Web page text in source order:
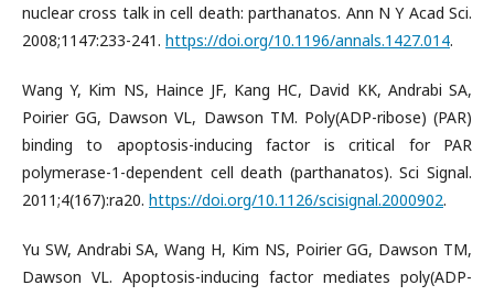
nuclear cross talk in cell death: parthanatos. Ann N Y Acad Sci.
2008;1147:233-241. https://doi.org/10.1196/annals.1427.014.
Wang Y, Kim NS, Haince JF, Kang HC, David KK, Andrabi SA,
Poirier GG, Dawson VL, Dawson TM. Poly(ADP-ribose) (PAR)
binding to apoptosis-inducing factor is critical for PAR
polymerase-1-dependent cell death (parthanatos). Sci Signal.
2011;4(167):ra20. https://doi.org/10.1126/scisignal.2000902.
Yu SW, Andrabi SA, Wang H, Kim NS, Poirier GG, Dawson TM,
Dawson VL. Apoptosis-inducing factor mediates poly(ADP-